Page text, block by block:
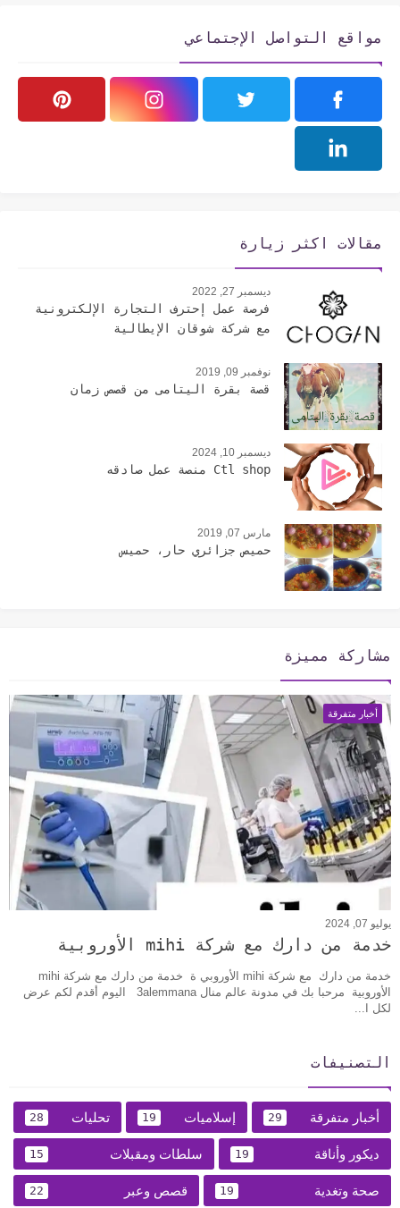
مواقع التواصل الإجتماعي
مقالات اكثر زيارة
ديسمبر 27, 2022
فرصة عمل إحترف التجارة الإلكترونية
مع شركة شوقان الإيطالية
نوفمبر 09, 2019
قصة بقرة اليتامى من قصص زمان
ديسمبر 10, 2024
Ctl shop منصة عمل صادقه
مارس 07, 2019
حميص جزائري حار، حميس
مشاركة مميزة
أخبار متفرقة
يوليو 07, 2024
خدمة من دارك مع شركة mihi الأوروبية
خدمة من دارك مع شركة mihi الأوروبي ة خدمة من دارك مع شركة mihi
الأوروبية مرحبا بك في مدونة عالم منال 3alemmana اليوم أقدم لكم عرض
لكل ا...
التصنيفات
أخبار متفرقة 29 إسلاميات 19 تحليات 28
ديكور وأناقة 19 سلطات ومقبلات 15
صحة وتغدية 19 قصص وعبر 22